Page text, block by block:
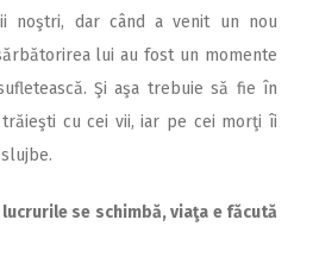
noştri, dar când a venit un nou
lui au fost un momente
Şi aşa trebuie să fie în
cu cei vii, iar pe cei morţi îi
se schimbă, viaţa e făcută